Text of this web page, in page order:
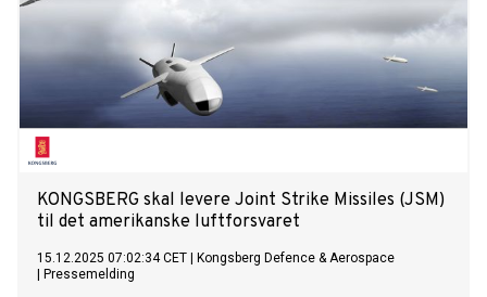
KONGSBERG skal levere Joint Strike Missiles (JSM)
til det amerikanske luftforsvaret
15.12.2025 07:02:34 CET
Kongsberg Defence & Aerospace
Pressemelding